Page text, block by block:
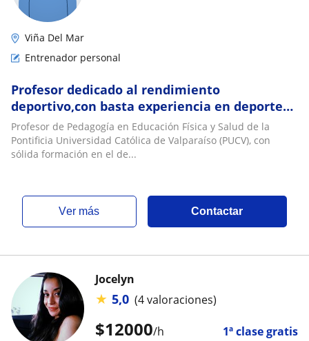
Viña Del Mar
Entrenador personal
Profesor dedicado al rendimiento
deportivo,con basta experiencia en deportes
colectivos
Profesor de Pedagogía en Educación Física y Salud de la
Pontificia Universidad Católica de Valparaíso (PUCV), con
sólida formación en el de...
ver más Contactar
$12000/h 1ª clase gratis
Jocelyn
★ 5,0 (4 valoraciones)